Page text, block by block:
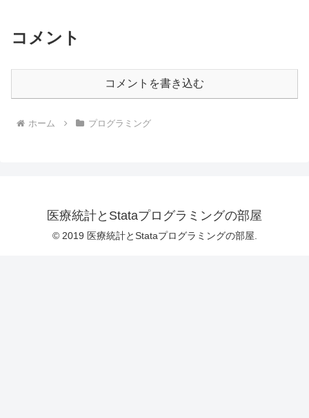
コメント
コメントを書き込む
ホーム プログラミング
医療統計とStataプログラミングの部屋
© 2019 医療統計とStataプログラミングの部屋.